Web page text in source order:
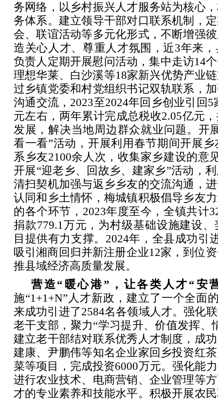
务网络，以乡村振兴人才服务站为核心
务体系。建立领导干部对口联系机制，
会、联谊活动等多元化形式，不断增强
造关心人才、尊重人才氛围，近3年来
负责人定期开展慰问活动，集中走访14
理想华莱、白沙溪等18家新兴优势产业
过乡镇党委和村党组织书记双轨联系，
沟通交流，2023至2024年回乡创业引回
元左右，两年累计完成总税收2.05亿元
发展，解决当地周边群众就业问题。开
看一看”活动，开展利用春节期间开展
系乡友2100余人次，收集家乡建设的意
开展“迎老乡、回故乡、建家乡”活动，
清扫契机加强与返乡乡友的交流沟通，
认同和乡土情怀，梅城镇积极倡导乡友
的各个环节，2023年度至今，全镇共计
捐款779.1万元，为村级基础设施建设
目提供有力支撑。2024年，全县成功引
吸引湘商回归并新注册企业12家，到位
推县域经济高质量发展。
营造“暖心港”，让各类人才“安
施“1+1+N”人才新政，建立了一个全面
来成功引进了2584名各领域人才。强化
老干支部，聚力“学习提升、价值发挥、
建立老干部结对联系优秀人才制度，成
建康、尹鹏伟等知名企业家回乡投资红
菜等项目，完成投资6000万元。强化能
进行农业技术、电商营销、企业管理等
才的专业素养和技能水平。积极开展农